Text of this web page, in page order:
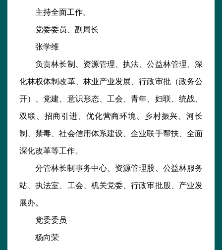
主持全面工作。
党委委员、副局长
张学维
负责林长制、资源管理、执法、公益林管理、深
化林权体制改革、林业产业发展、行政审批（政务公
开）、党建、意识形态、 工会、青年、妇联、统战、
双联、招商引进、优化营商环境、乡村振兴、河长
制、禁毒、社会信用体系建设、企业联手帮扶、全面
深化改革等工作。
分管林长制事务中心、资源管理股、公益林服务
站、执法室、 工会、机关党委、行政审批股、产业发
展办。
党委委员
杨向荣